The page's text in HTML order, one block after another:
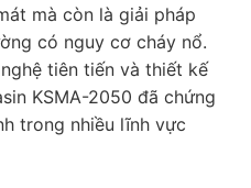
mà còn là giải pháp
có nguy cơ cháy nổ.
tiên tiến và thiết kế
KSMA-2050 đã chứng
trong nhiều lĩnh vực